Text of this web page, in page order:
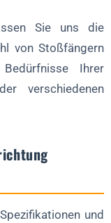
Sie uns die
von Stoßfängern
Ihrer
verschiedenen
und